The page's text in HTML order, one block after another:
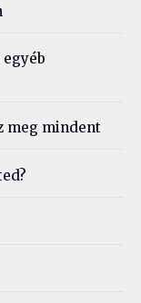
meg mindent